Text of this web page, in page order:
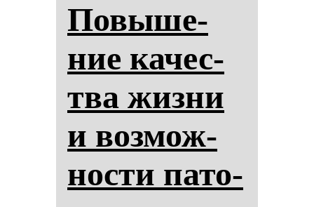
По­вы­ше­
ние ка­чес­
тва жиз­ни
и воз­мож­
нос­ти па­то­